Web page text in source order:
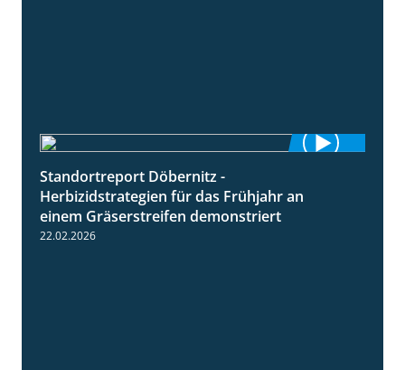
Standortreport Döbernitz -
Herbizidstrategien für das Frühjahr an
einem Gräserstreifen demonstriert
22.02.2026